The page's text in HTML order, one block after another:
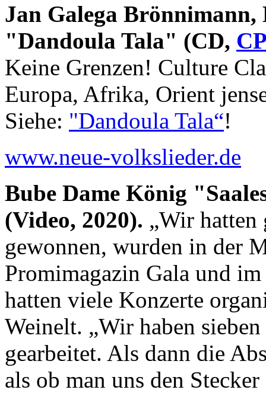
Jan Galega Brönnimann,
"Dandoula Tala" (CD,
Keine Grenzen! Culture
Europa, Afrika, Orient
Siehe: "Dandoula Tala“!
www.neue-volkslieder.de
Bube Dame König
(Video, 2020). „Wir hatten
gewonnen, wurden in der
Promimagazin Gala und
hatten viele Konzerte
Weinelt. „Wir haben
gearbeitet. Als dann die
als ob man uns den